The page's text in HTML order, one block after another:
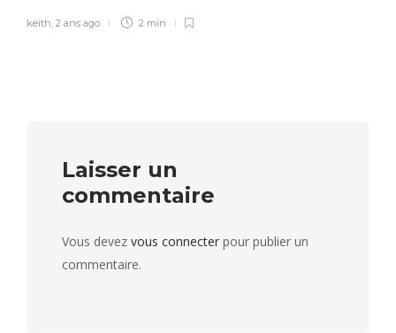
keith, 2 ans ago 2 min
Laisser un
commentaire
Vous devez vous connecter pour publier un
commentaire.